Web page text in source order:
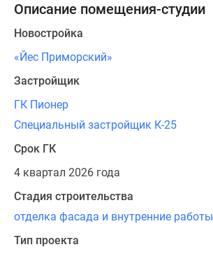
Описание помещения-студии
Новостройка
«Йес Приморский»
Застройщик
ГК Пионер
Специальный застройщик К-25
Срок ГК
4 квартал 2026 года
Стадия строительства
отделка фасада и внутренние работы
Тип проекта